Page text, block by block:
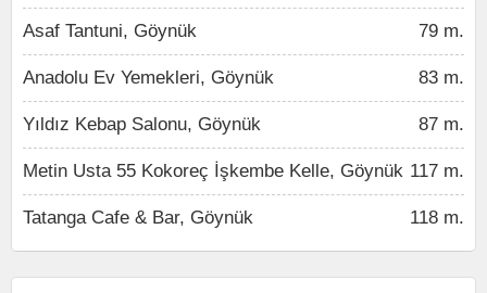
Asaf Tantuni, Göynük 79 m.
Anadolu Ev Yemekleri, Göynük 83 m.
Yıldız Kebap Salonu, Göynük 87 m.
Metin Usta 55 Kokoreç İşkembe Kelle, Göynük 117 m.
Tatanga Cafe & Bar, Göynük 118 m.